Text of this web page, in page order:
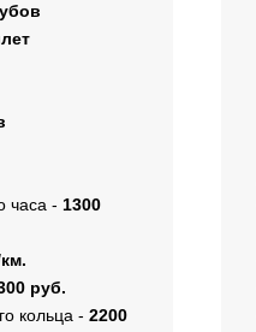
часа - 1300
руб.
кольца - 2200